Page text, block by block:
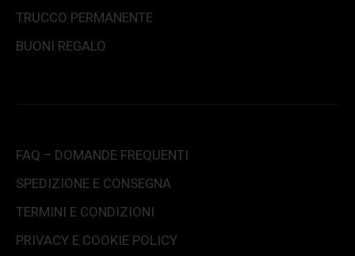
TRUCCO PERMANENTE
BUONI REGALO
FAQ – DOMANDE FREQUENTI
SPEDIZIONE E CONSEGNA
TERMINI E CONDIZIONI
PRIVACY E COOKIE POLICY